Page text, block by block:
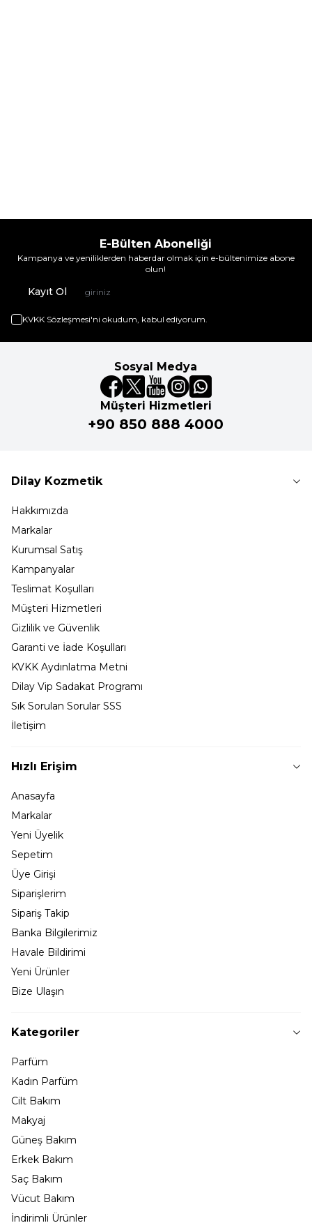
E-Bülten Aboneliği
Kampanya ve yeniliklerden haberdar olmak için e-bültenimize abone
olun!
Kayıt Ol
KVKK Sözleşmesi'ni okudum, kabul ediyorum.
Sosyal Medya
Müşteri Hizmetleri
+90 850 888 4000
Dilay Kozmetik
Hakkımızda
Markalar
Kurumsal Satış
Kampanyalar
Teslimat Koşulları
Müşteri Hizmetleri
Gizlilik ve Güvenlik
Garanti ve İade Koşulları
KVKK Aydınlatma Metni
Dilay Vip Sadakat Programı
Sık Sorulan Sorular SSS
İletişim
Hızlı Erişim
Anasayfa
Markalar
Yeni Üyelik
Sepetim
Üye Girişi
Siparişlerim
Sipariş Takip
Banka Bilgilerimiz
Havale Bildirimi
Yeni Ürünler
Bize Ulaşın
Kategoriler
Parfüm
Kadın Parfüm
Cilt Bakım
Makyaj
Güneş Bakım
Erkek Bakım
Saç Bakım
Vücut Bakım
İndirimli Ürünler